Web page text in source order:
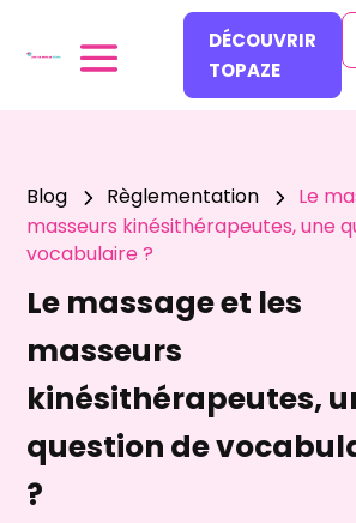
DÉCOUVRIR
TOPAZE
Blog 5 Règlementation 5 Le
masseurs kinésithérapeutes, une
vocabulaire ?
Le massage et les
masseurs
kinésithérapeutes,
question de
?